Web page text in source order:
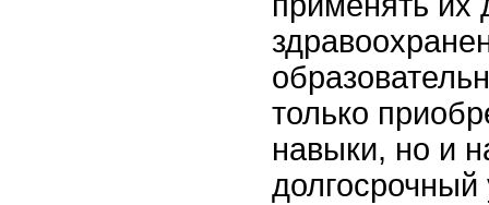
только
навыки, но и